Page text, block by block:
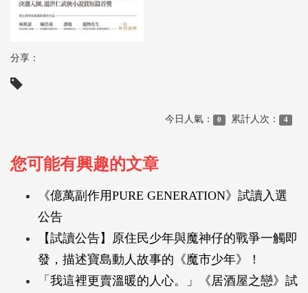
分享：
今日人氣： 0 累計人次： 4
您可能有興趣的文章
《億萬副作用PURE GENERATION》試讀入選
公告
【試讀公告】原住民少年與魔神仔的戰爭一觸即
發，描述寶島動人故事的《魔市少年》！
「我這裡更賣溫暖的人心。」《居酒屋之戀》試